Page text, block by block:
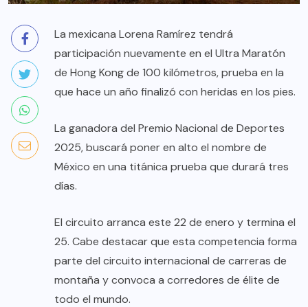
La mexicana Lorena Ramírez tendrá
participación nuevamente en el Ultra Maratón
de Hong Kong de 100 kilómetros, prueba en la
que hace un año finalizó con heridas en los pies.
La ganadora del Premio Nacional de Deportes
2025, buscará poner en alto el nombre de
México en una titánica prueba que durará tres
días.
El circuito arranca este 22 de enero y termina el
25. Cabe destacar que esta competencia forma
parte del circuito internacional de carreras de
montaña y convoca a corredores de élite de
todo el mundo.